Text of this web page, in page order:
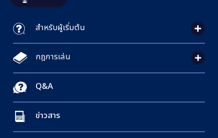
สำหรับผู้เริ่มต้น
กฎการเล่น
Q&A
ข่าวสาร